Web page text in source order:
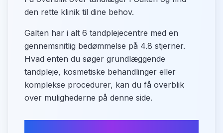
den rette klinik til dine behov.
Galten har i alt 6 tandplejecentre med en
gennemsnitlig bedømmelse på 4.8 stjerner.
Hvad enten du søger grundlæggende
tandpleje, kosmetiske behandlinger eller
komplekse procedurer, kan du få overblik
over mulighederne på denne side.